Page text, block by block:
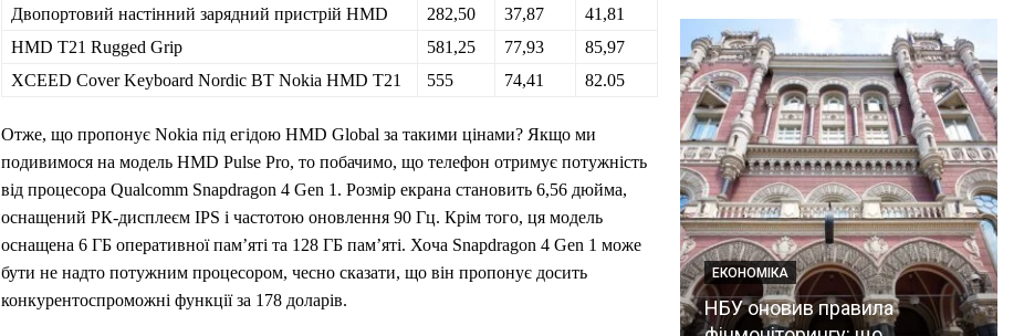
Двопортовий настінний зарядний пристрій HMD
282,50 37,87
41,81
HMD T21 Rugged Grip
581,25 77,93
85,97
XCEED Cover Keyboard Nordic BT Nokia HMD T21
555 74,41 82.05
Отже, що пропонує Nokia під егідою HMD Global за такими цінами? Якщо ми
подивимося на модель HMD Pulse Pro, то побачимо, що телефон отримує потужність
від процесора Qualcomm Snapdragon 4 Gen 1. Розмір екрана становить 6,56 дюйма,
оснащений РК-дисплеєм IPS і частотою оновлення 90 Гц. Крім того, ця модель
оснащена 6 ГБ оперативної пам’яті та 128 ГБ пам’яті. Хоча Snapdragon 4 Gen 1 може
бути не надто потужним процесором, чесно сказати, що він пропонує досить
конкурентоспроможні функції за 178 доларів.
ЕКОНОМІКА
НБУ оновив правила